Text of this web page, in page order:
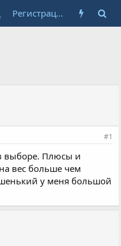
Регистрация
#1
выборе. Плюсы и
вес больше чем
у меня большой